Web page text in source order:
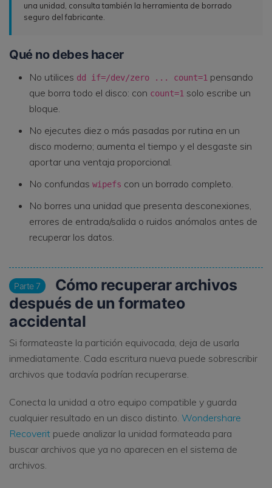
una unidad, consulta también la herramienta de borrado
seguro del fabricante.
Qué no debes hacer
No utilices dd if=/dev/zero ... count=1 pensando
que borra todo el disco: con count=1 solo escribe un
bloque.
No ejecutes diez o más pasadas por rutina en un
disco moderno; aumenta el tiempo y el desgaste sin
aportar una ventaja proporcional.
No confundas wipefs con un borrado completo.
No borres una unidad que presenta desconexiones,
errores de entrada/salida o ruidos anómalos antes de
recuperar los datos.
Parte 7
Cómo recuperar archivos
después de un formateo
accidental
Si formateaste la partición equivocada, deja de usarla
inmediatamente. Cada escritura nueva puede sobrescribir
archivos que todavía podrían recuperarse.
Conecta la unidad a otro equipo compatible y guarda
cualquier resultado en un disco distinto. Wondershare
Recoverit puede analizar la unidad formateada para
buscar archivos que ya no aparecen en el sistema de
archivos.